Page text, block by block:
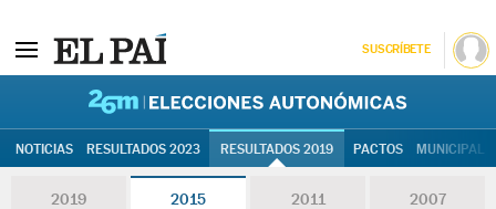
SUSCRÍBETE
NOTICIAS RESULTADOS 2023 RESULTADOS 2019 PACTOS
2019 2015 2011 2007